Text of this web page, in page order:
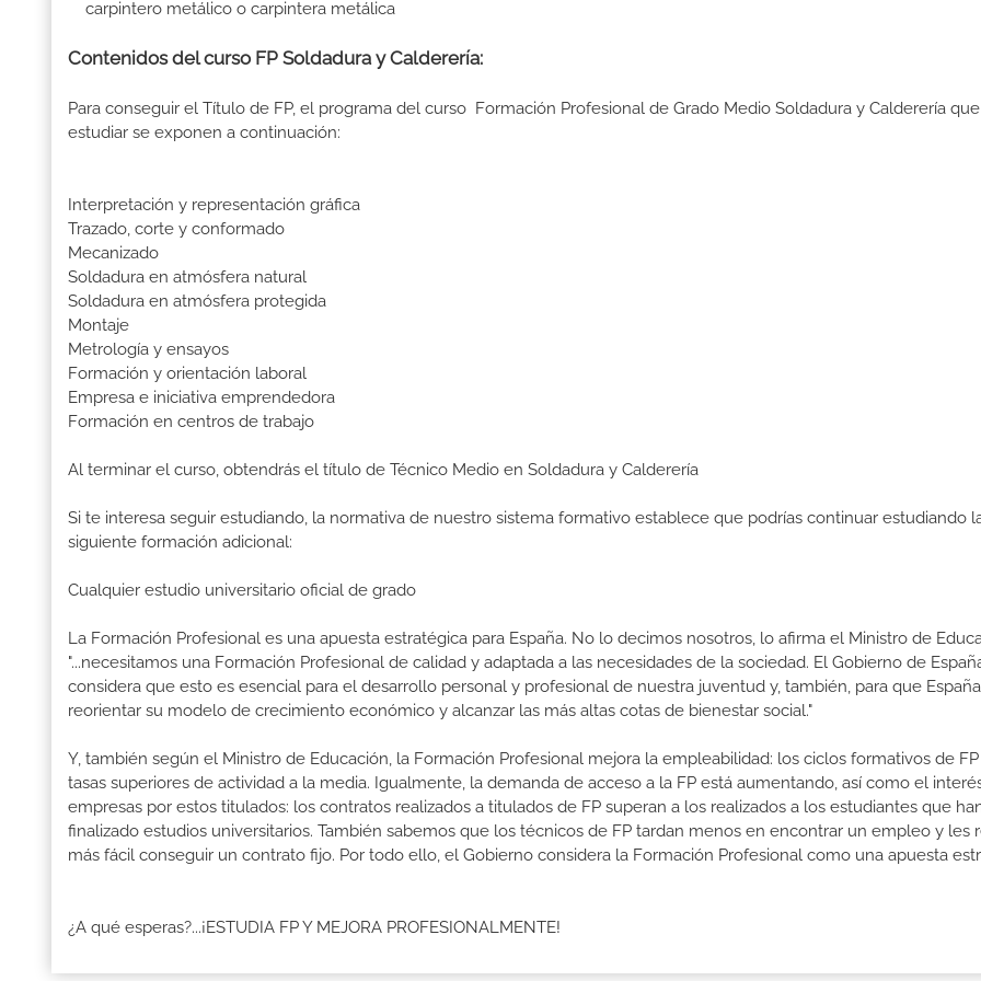
carpintero metálico o carpintera metálica
Contenidos del curso FP Soldadura y Calderería:
Para conseguir el Título de FP, el programa del curso Formación Profesional de Grado Medio Soldadura y Calderería
estudiar se exponen a continuación:
Interpretación y representación gráfica
Trazado, corte y conformado
Mecanizado
Soldadura en atmósfera natural
Soldadura en atmósfera protegida
Montaje
Metrología y ensayos
Formación y orientación laboral
Empresa e iniciativa emprendedora
Formación en centros de trabajo
Al terminar el curso, obtendrás el título de Técnico Medio en Soldadura y Calderería
Si te interesa seguir estudiando, la normativa de nuestro sistema formativo establece que podrías continuar estudiando
siguiente formación adicional:
Cualquier estudio universitario oficial de grado
La Formación Profesional es una apuesta estratégica para España. No lo decimos nosotros, lo afirma el Ministro de
"...necesitamos una Formación Profesional de calidad y adaptada a las necesidades de la sociedad. El Gobierno de
considera que esto es esencial para el desarrollo personal y profesional de nuestra juventud y, también, para que
reorientar su modelo de crecimiento económico y alcanzar las más altas cotas de bienestar social."
Y, también según el Ministro de Educación, la Formación Profesional mejora la empleabilidad: los ciclos formativos de
tasas superiores de actividad a la media. Igualmente, la demanda de acceso a la FP está aumentando, así como el
empresas por estos titulados: los contratos realizados a titulados de FP superan a los realizados a los estudiantes que
finalizado estudios universitarios. También sabemos que los técnicos de FP tardan menos en encontrar un empleo y les
más fácil conseguir un contrato fijo. Por todo ello, el Gobierno considera la Formación Profesional como una apuesta
¿A qué esperas?...¡ESTUDIA FP Y MEJORA PROFESIONALMENTE!